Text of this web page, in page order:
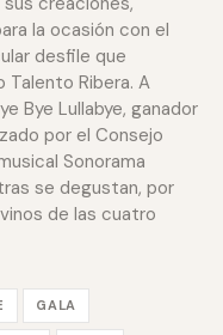
la ocasión con el
desfile que
Talento Ribera. A
Bye Lullabye, ganador
por el Consejo
Sonorama
se degustan, por
de las cuatro
GALA